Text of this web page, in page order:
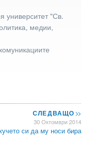
университет "Св.
медии,
СЛЕДВАЩО>>
30 Октомври 2014
си да му носи бира